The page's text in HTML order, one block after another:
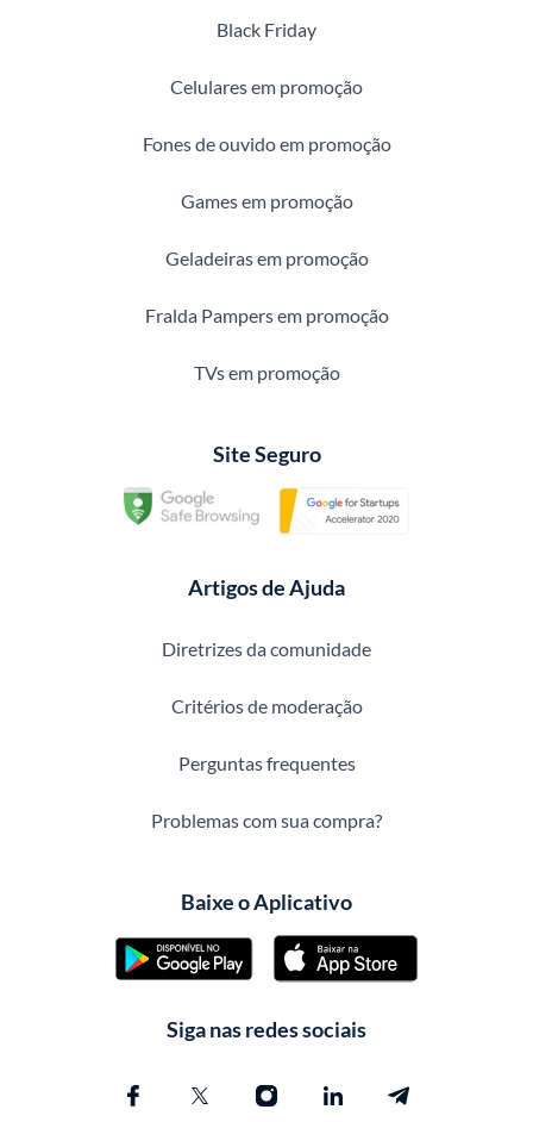
Black Friday
Celulares em promoção
Fones de ouvido em promoção
Games em promoção
Geladeiras em promoção
Fralda Pampers em promoção
TVs em promoção
Site Seguro
Artigos de Ajuda
Diretrizes da comunidade
Critérios de moderação
Perguntas frequentes
Problemas com sua compra?
Baixe o Aplicativo
Siga nas redes sociais